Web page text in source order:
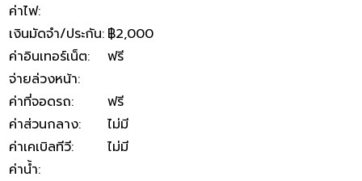
ค่าไฟ:
เงินมัดจำ/ประกัน: ฿2,000
ค่าอินเทอร์เน็ต:
ฟรี
จ่ายล่วงหน้า:
ค่าที่จอดรถ:
ฟรี
ค่าส่วนกลาง:
ไม่มี
ค่าเคเบิลทีวี:
ไม่มี
ค่าน้ำ: